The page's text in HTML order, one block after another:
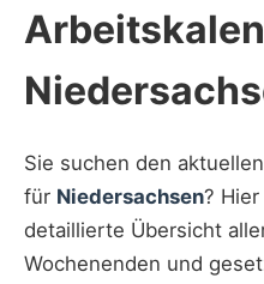
Sie suchen den aktuellen
für Niedersachsen?
detaillierte Übersicht
Wochenenden und